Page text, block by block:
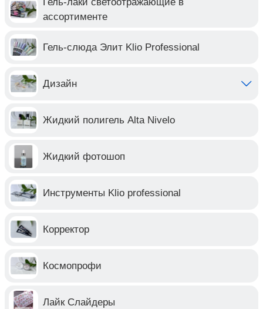
Гель-лаки светоотражающие в
ассортименте
Гель-слюда Элит Klio Professional
Дизайн
Жидкий полигель Alta Nivelo
Жидкий фотошоп
Инструменты Klio professional
Корректор
Космопрофи
Лайк Слайдеры